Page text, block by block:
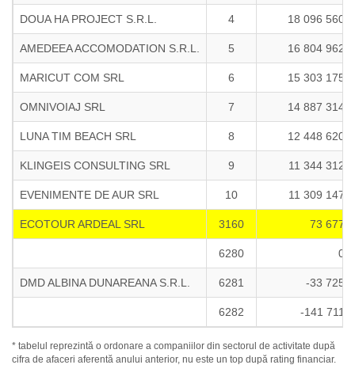
DOUA HA PROJECT S.R.L. 4 18 096 560
AMEDEEA ACCOMODATION S.R.L. 5 16 804 962
MARICUT COM SRL 6 15 303 175
OMNIVOIAJ SRL 7 14 887 314
LUNA TIM BEACH SRL 8 12 448 620
KLINGEIS CONSULTING SRL 9 11 344 312
EVENIMENTE DE AUR SRL 10 11 309 147
ECOTOUR ARDEAL SRL 3160 73 677
6280 0
DMD ALBINA DUNAREANA S.R.L. 6281 -33 725
6282 -141 711
* tabelul reprezintă o ordonare a companiilor din sectorul de activitate după
cifra de afaceri aferentă anului anterior, nu este un top după rating financiar.